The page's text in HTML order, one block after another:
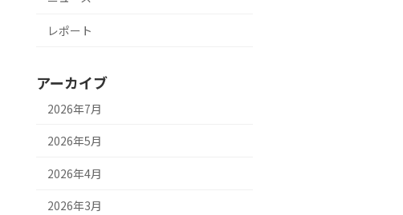
レポート
アーカイブ
2026年7月
2026年5月
2026年4月
2026年3月